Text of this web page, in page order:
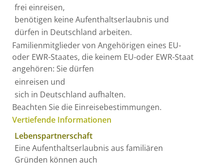
frei einreisen,
benötigen keine Aufenthaltserlaubnis und
dürfen in Deutschland arbeiten.
Familienmitglieder von Angehörigen eines EU-
oder EWR-Staates, die keinem EU-oder EWR-Staat
angehören: Sie dürfen
einreisen und
sich in Deutschland aufhalten.
Beachten Sie die Einreisebestimmungen.
Vertiefende Informationen
Lebenspartnerschaft
Eine Aufenthaltserlaubnis aus familiären
Gründen können auch